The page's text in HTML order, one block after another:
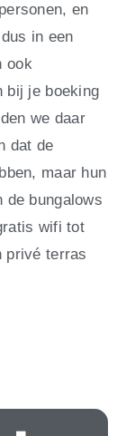
en
in een
ook
bij je boeking
we daar
dat de
maar hun
de bungalows
wifi tot
privé terras